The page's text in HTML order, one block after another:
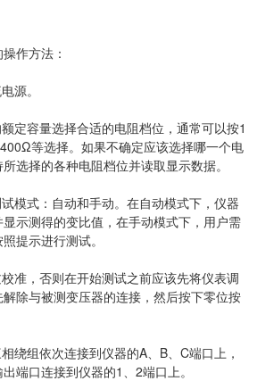
操作方法：
源。
容量选择合适的电阻档位，通常可以按1
等选择。如果不确定应该选择哪一个电
选择的各种电阻档位并读取显示数据。
式：自动和手动。在自动模式下，仪器
示测得的变比值，在手动模式下，用户需
提示进行测试。
，否则在开始测试之前应该先将仪表调
除与被测变压器的连接，然后按下零位按
组依次连接到仪器的A、B、C端口上，
端口连接到仪器的1、2端口上。